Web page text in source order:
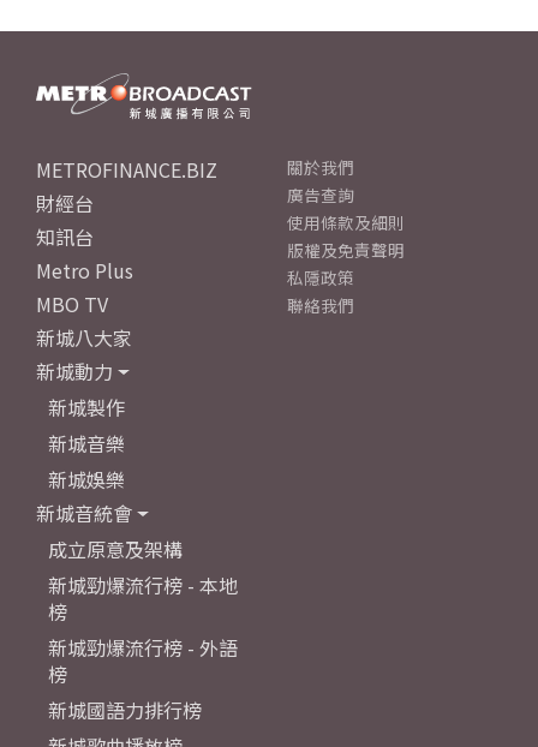
METROFINANCE.BIZ
財經台
知訊台
Metro Plus
MBO TV
新城八大家
新城動力
新城製作
新城音樂
新城娛樂
新城音統會
成立原意及架構
新城勁爆流行榜 - 本地
榜
新城勁爆流行榜 - 外語
榜
新城國語力排行榜
關於我們
廣告查詢
使用條款及細則
版權及免責聲明
私隱政策
聯絡我們